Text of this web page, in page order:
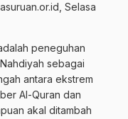
Selasa
peneguhan
sebagai
antara ekstrem
Al-Quran dan
akal ditambah